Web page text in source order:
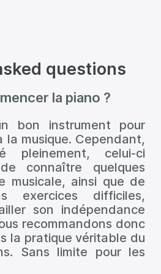
questions
la piano ?
bon instrument pour
la musique. Cependant,
pleinement, celui-ci
connaître quelques
musicale, ainsi que de
exercices difficiles,
son indépendance
recommandons donc
la pratique véritable du
Sans limite pour les